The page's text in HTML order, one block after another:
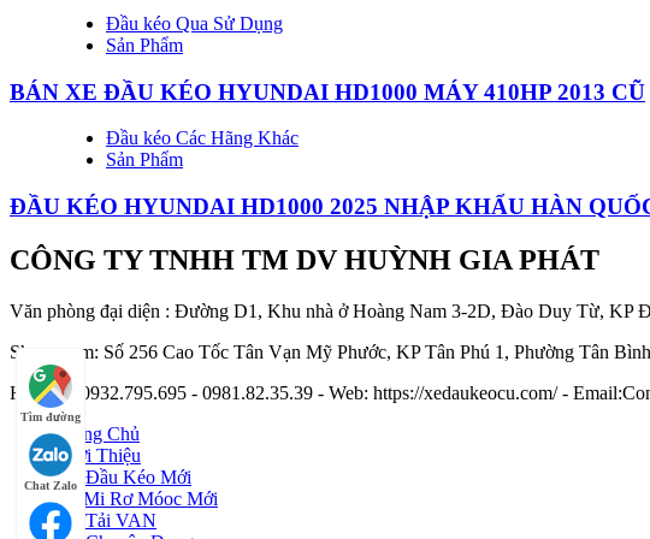
Đầu kéo Qua Sử Dụng
Sản Phẩm
BÁN XE ĐẦU KÉO HYUNDAI HD1000 MÁY 410HP 2013 CŨ
Đầu kéo Các Hãng Khác
Sản Phẩm
ĐẦU KÉO HYUNDAI HD1000 2025 NHẬP KHẨU HÀN
CÔNG TY TNHH TM DV HUỲNH GIA PHÁT
Văn phòng đại diện : Đường D1, Khu nhà ở Hoàng Nam 3-2D, Đào Duy Từ,
Showroom: Số 256 Cao Tốc Tân Vạn Mỹ Phước, KP Tân Phú 1, Phường Tân
Hotline : 0932.795.695 - 0981.82.35.39 - Web: https://xedaukeocu.com/ -
Tìm đường
Chat Zalo
Trang Chủ
Giới Thiệu
Xe Đầu Kéo Mới
Sơ Mi Rơ Móoc Mới
Xe Tải VAN